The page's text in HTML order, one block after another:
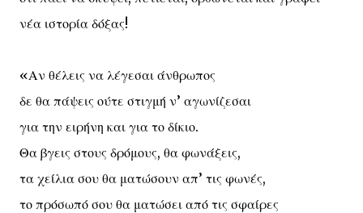
νέα ιστορία δόξας!
«Αν θέλεις να λέγεσαι άνθρωπος
δε θα πάψεις ούτε στιγμή ν’ αγωνίζεσαι
για την ειρήνη και για το δίκιο.
Θα βγεις στους δρόμους, θα φωνάξεις,
τα χείλια σου θα ματώσουν απ’ τις φωνές,
το πρόσωπό σου θα ματώσει από τις σφαίρες